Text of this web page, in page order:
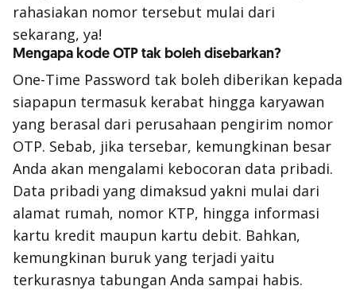
rahasiakan nomor tersebut mulai dari
sekarang, ya!
Mengapa kode OTP tak boleh disebarkan?
One-Time Password tak boleh diberikan kepada
siapapun termasuk kerabat hingga karyawan
yang berasal dari perusahaan pengirim nomor
OTP. Sebab, jika tersebar, kemungkinan besar
Anda akan mengalami kebocoran data pribadi.
Data pribadi yang dimaksud yakni mulai dari
alamat rumah, nomor KTP, hingga informasi
kartu kredit maupun kartu debit. Bahkan,
kemungkinan buruk yang terjadi yaitu
terkurasnya tabungan Anda sampai habis.